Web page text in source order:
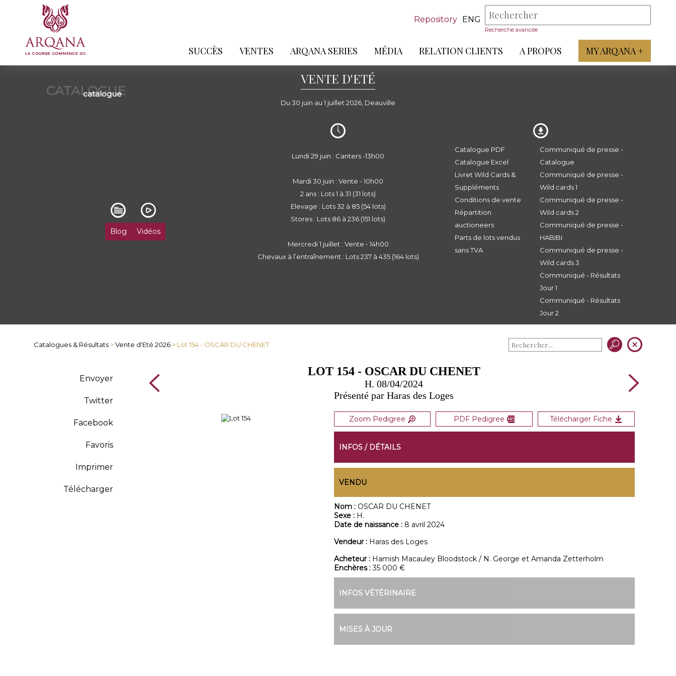
Repository ENG
Recherche avancée
SUCCÈS VENTES ARQANA SERIES MÉDIA RELATION CLIENTS A PROPOS MY ARQANA +
CATALOGUE
catalogue
VENTE D'ETÉ
Du 30 juin au 1 juillet 2026, Deauville
Blog Vidéos
Lundi 29 juin : Canters -13h00
Mardi 30 juin : Vente - 10h00
2 ans : Lots 1 à 31 (31 lots)
Elevage : Lots 32 à 85 (54 lots)
Stores : Lots 86 à 236 (151 lots)
Mercredi 1 juillet : Vente - 14h00
Chevaux à l’entraînement : Lots 237 à 435 (164 lots)
Catalogue PDF
Catalogue Excel
Livret Wild Cards &
Suppléments
Conditions de vente
Répartition
auctioneers
Parts de lots vendus
sans TVA
Communiqué de presse -
Catalogue
Communiqué de presse -
Wild cards 1
Communiqué de presse -
Wild cards 2
Communiqué de presse -
HABIBI
Communiqué de presse -
Wild cards 3
Communiqué - Résultats
Jour 1
Communiqué - Résultats
Jour 2
Catalogues & Résultats >Vente d'Eté 2026 > Lot 154 - OSCAR DU CHENET
Envoyer
Twitter
Facebook
Favoris
Imprimer
Télécharger
LOT 154 - OSCAR DU CHENET
H. 08/04/2024
Présenté par Haras des Loges
Zoom Pedigree PDF Pedigree Télécharger Fiche
INFOS / DÉTAILS
VENDU
Nom : OSCAR DU CHENET
Sexe : H.
Date de naissance : 8 avril 2024
Vendeur : Haras des Loges
Acheteur : Hamish Macauley Bloodstock / N. George et Amanda Zetterholm
Enchères :35 000 €
INFOS VÉTÉRINAIRE
MISES À JOUR